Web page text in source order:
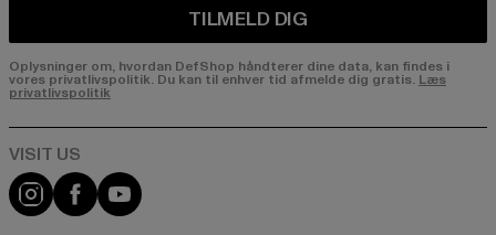
TILMELD DIG
Oplysninger om, hvordan DefShop håndterer dine data, kan findes i
vores privatlivspolitik. Du kan til enhver tid afmelde dig gratis. Læs
privatlivspolitik
Visit our Instagram page:
Visit our Facebook page:
Visit our YouTube channel: